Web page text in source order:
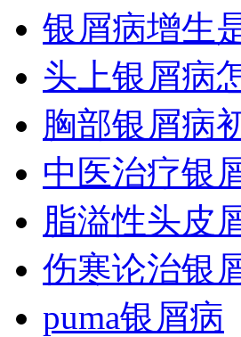
银屑病增生
头上银屑病
胸部银屑病
中医治疗银
脂溢性头皮
伤寒论治银
puma银屑病